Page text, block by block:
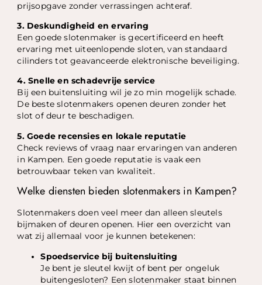
prijsopgave zonder verrassingen achteraf.
3. Deskundigheid en ervaring
Een goede slotenmaker is gecertificeerd en heeft
ervaring met uiteenlopende sloten, van standaard
cilinders tot geavanceerde elektronische beveiliging.
4. Snelle en schadevrije service
Bij een buitensluiting wil je zo min mogelijk schade.
De beste slotenmakers openen deuren zonder het
slot of deur te beschadigen.
5. Goede recensies en lokale reputatie
Check reviews of vraag naar ervaringen van anderen
in Kampen. Een goede reputatie is vaak een
betrouwbaar teken van kwaliteit.
Welke diensten bieden slotenmakers in Kampen?
Slotenmakers doen veel meer dan alleen sleutels
bijmaken of deuren openen. Hier een overzicht van
wat zij allemaal voor je kunnen betekenen:
Spoedservice bij buitensluiting
Je bent je sleutel kwijt of bent per ongeluk
buitengesloten? Een slotenmaker staat binnen